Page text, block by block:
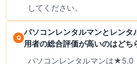
してください。
パソコンレンタルマンとレンタ
用者の総合評価が高いのはどち
パソコンレンタルマンは★5.0